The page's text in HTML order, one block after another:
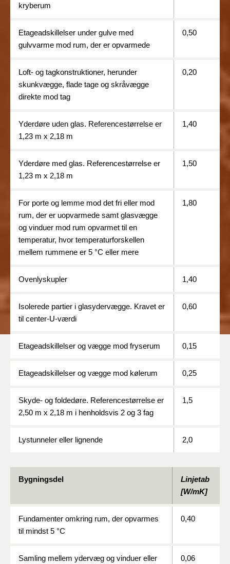
Tidligere BR (1961-
kryberum
Etageadskillelser under gulve med
gulvvarme mod rum, der er opvarmede
0,50
Loft- og tagkonstruktioner, herunder
skunkvægge, flade tage og skråvægge
direkte mod tag
0,20
Yderdøre uden glas. Referencestørrelse er
1,23 m x 2,18 m
1,40
Yderdøre med glas. Referencestørrelse er
1,23 m x 2,18 m
1,50
For porte og lemme mod det fri eller mod
rum, der er uopvarmede samt glasvægge
og vinduer mod rum opvarmet til en
temperatur, hvor temperaturforskellen
mellem rummene er 5 °C eller mere
1,80
Ovenlyskupler 1,40
Isolerede partier i glasydervægge. Kravet er
til center-U-værdi
0,60
Etageadskillelser og vægge mod fryserum 0,15
Etageadskillelser og vægge mod kølerum 0,25
Skyde- og foldedøre. Referencestørrelse er
2,50 m x 2,18 m i henholdsvis 2 og 3 fag
1,5
Lystunneler eller lignende 2,0
Bygningsdel
Linjetab
[W/mK]
Fundamenter omkring rum, der opvarmes
til mindst 5 °C
0,40
Samling mellem ydervæg og vinduer eller 0,06